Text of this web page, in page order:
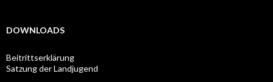
DOWNLOADS
Beitrittserklärung
Satzung der Landjugend